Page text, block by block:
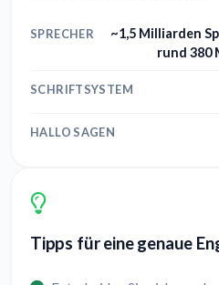
SPRECHER
~1,5 Milliarden
rund 380
SCHRIFTSYSTEM
HALLO SAGEN
Tipps für eine genaue